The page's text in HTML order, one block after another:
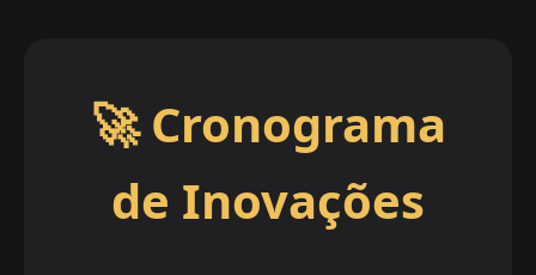
🚀 Cronograma
de Inovações